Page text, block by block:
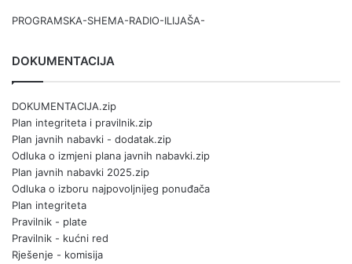
PROGRAMSKA-SHEMA-RADIO-ILIJAŠA-
DOKUMENTACIJA
DOKUMENTACIJA.zip
Plan integriteta i pravilnik.zip
Plan javnih nabavki - dodatak.zip
Odluka o izmjeni plana javnih nabavki.zip
Plan javnih nabavki 2025.zip
Odluka o izboru najpovoljnijeg ponuđača
Plan integriteta
Pravilnik - plate
Pravilnik - kućni red
Rješenje - komisija